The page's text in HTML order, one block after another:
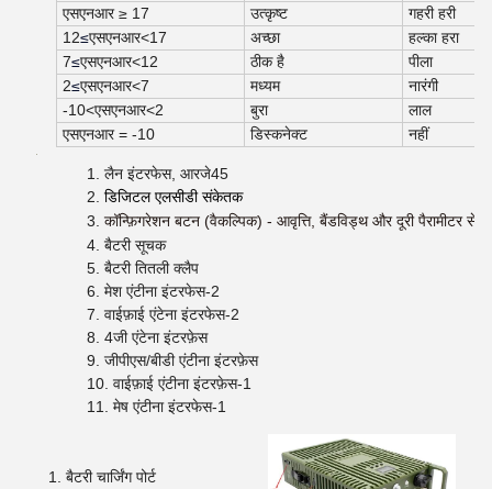
एसएनआर ≥ 17 उत्कृष्ट
गहरी हरी
12≤एसएनआर<17 अच्छा
हल्का हरा
7≤एसएनआर<12 ठीक है
पीला
2≤एसएनआर<7 मध्यम
नारंगी
-10<एसएनआर<2 बुरा
लाल
एसएनआर = -10
डिस्कनेक्ट नहीं
लैन इंटरफेस, आरजे45
डिजिटल एलसीडी संकेतक
कॉन्फ़िगरेशन बटन (वैकल्पिक) - आवृत्ति, बैंडविड्थ और दूरी पैरामीटर
बैटरी सूचक
बैटरी तितली क्लैप
मेश एंटीना इंटरफेस-2
वाईफ़ाई एंटेना इंटरफेस-2
4जी एंटेना इंटरफ़ेस
जीपीएस/बीडी एंटीना इंटरफ़ेस
वाईफ़ाई एंटीना इंटरफ़ेस-1
मेष एंटीना इंटरफेस-1
बैटरी चार्जिंग पोर्ट